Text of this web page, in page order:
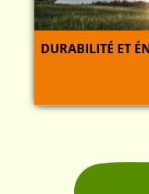
DURABILITÉ ET